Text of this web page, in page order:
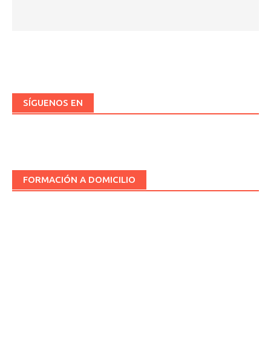
SÍGUENOS EN
FORMACIÓN A DOMICILIO